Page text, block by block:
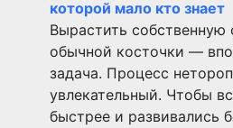
которой мало кто знает
Вырастить
обычной косточки —
задача. Процесс
увлекательный. Чтобы
быстрее и развивались